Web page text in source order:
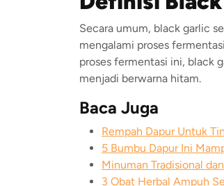
Secara umum, black garlic
mengalami proses
proses fermentasi ini, black
menjadi berwarna hitam.
Baca Juga
Rempah Dapur Untuk
5 Bumbu Dapur Ini
Minuman Tradisional
3 Obat Herbal Ampuh